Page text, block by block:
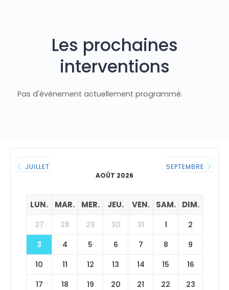
Les prochaines
interventions
Pas d'événement actuellement programmé.
JUILLET
AOÛT 2026
SEPTEMBRE
LUN. MAR. MER. JEU. VEN. SAM. DIM.
27 28 29 30 31 1
2
3
4 5 6 7 8
9
10
11 12 13 14 15
16
17
18 19 20 21 22
23